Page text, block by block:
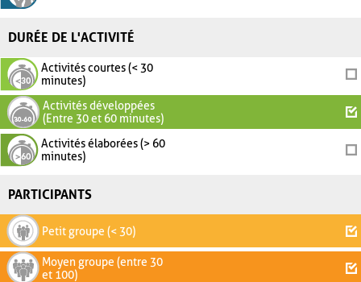
DURÉE DE L'ACTIVITÉ
Activités courtes (< 30
minutes)
Activités développées
(Entre 30 et 60 minutes)
Activités élaborées (> 60
minutes)
PARTICIPANTS
Petit groupe (< 30)
Moyen groupe (entre 30
et 100)